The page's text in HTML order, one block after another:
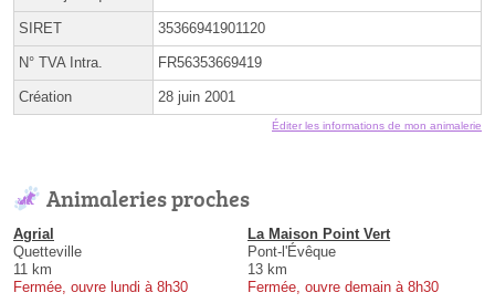
SIRET 35366941901120
N° TVA Intra. FR56353669419
Création 28 juin 2001
Éditer les informations de mon animalerie
Animaleries proches
Agrial
Quetteville
11 km
Fermée, ouvre lundi à 8h30
La Maison Point Vert
Pont-l'Évêque
13 km
Fermée, ouvre demain à 8h30